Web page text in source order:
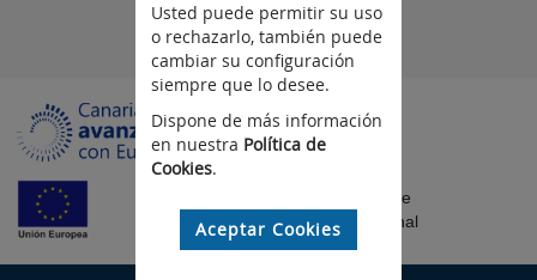
Fondo Europeo de
Desarrollo Regional
Usted puede permitir su uso
o rechazarlo, también puede
cambiar su configuración
siempre que lo desee.
Dispone de más información
en nuestra Política de
Cookies.
Aceptar Cookies